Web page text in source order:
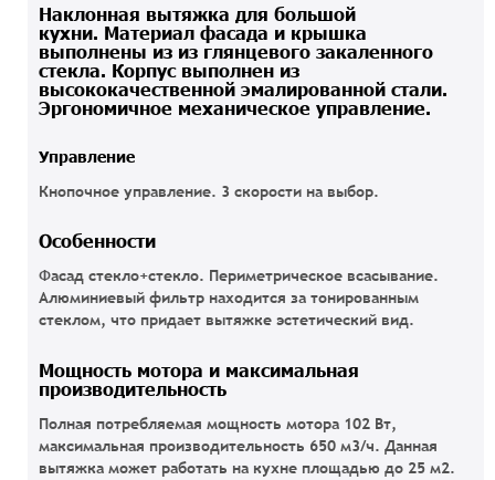
Наклонная вытяжка для большой
кухни. Материал фасада и крышка
выполнены из из глянцевого закаленного
стекла. Корпус выполнен из
высококачественной эмалированной стали.
Эргономичное механическое управление.
Управление
Кнопочное управление. 3 скорости на выбор.
Особенности
Фасад стекло+стекло. Периметрическое всасывание.
Алюминиевый фильтр находится за тонированным
стеклом, что придает вытяжке эстетический вид.
Мощность мотора и максимальная
производительность
Полная потребляемая мощность мотора 102 Вт,
максимальная производительность 650 м3/ч. Данная
вытяжка может работать на кухне площадью до 25 м2.